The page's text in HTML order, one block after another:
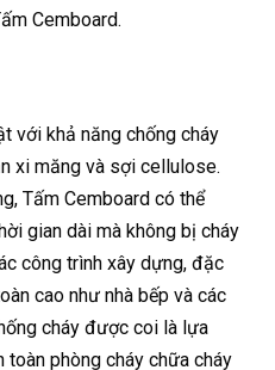
Cemboard.
với khả năng chống cháy
xi măng và sợi cellulose.
Tấm Cemboard có thể
gian dài mà không bị cháy
công trình xây dựng, đặc
cao như nhà bếp và các
cháy được coi là lựa
toàn phòng cháy chữa cháy